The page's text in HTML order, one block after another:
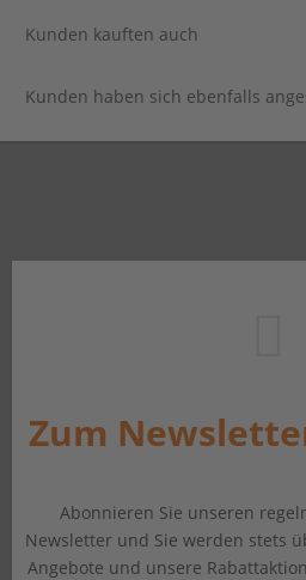
Kunden kauften auch
Kunden haben sich ebenfalls
Zum
Abonnieren Sie unseren
Newsletter und Sie werden stets
Angebote und unsere